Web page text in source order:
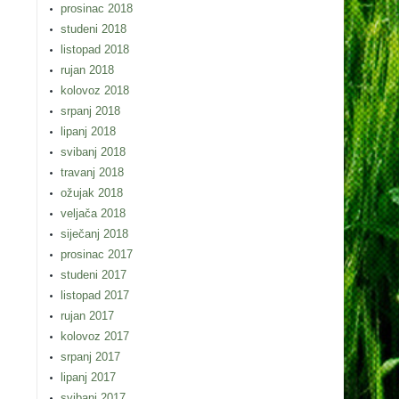
prosinac 2018
studeni 2018
listopad 2018
rujan 2018
kolovoz 2018
srpanj 2018
lipanj 2018
svibanj 2018
travanj 2018
ožujak 2018
veljača 2018
siječanj 2018
prosinac 2017
studeni 2017
listopad 2017
rujan 2017
kolovoz 2017
srpanj 2017
lipanj 2017